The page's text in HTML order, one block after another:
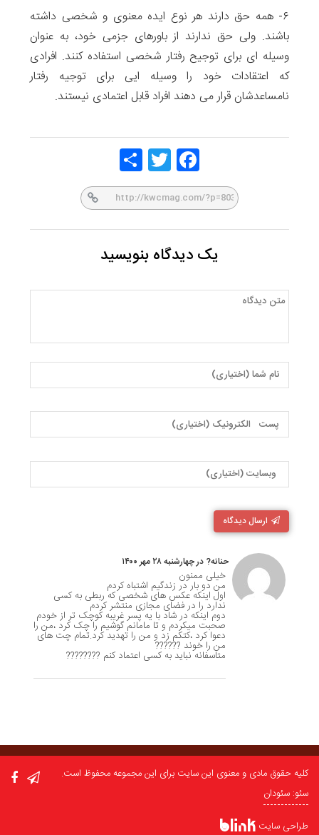
۶- همه حق دارند هر نوع ایده معنوی و شخصی داشته
باشند. ولی حق ندارند از باورهای جزمی خود، به عنوان
وسیله ای برای توجیح رفتار شخصی استفاده کنند. افرادی
که اعتقادات خود را وسیله ایی برای توجیه رفتار
نامساعدشان قرار می دهند افراد قابل اعتمادی نیستند.
Face
Twitt
یک دیدگاه بنویسید
ارسال دیدگاه
حنانه? در چهارشنبه ۲۸ مهر ۱۴۰۰
خیلی ممنون
من دو بار در زندگیم اشتباه کردم
اول اینکه عکس های شخصی که ربطی به کسی
ندارد را در فضای مجازی منتشر کردم
دوم اینکه در شاد با یه پسر غریبه کوچک تر از خودم
صحبت میکردم و تا مامانم گوشیم را چک کرد ،من را
دعوا کرد ،کتکم زد و من را تهدید کرد.تمام چت های
من را خوند ??????
متاسفانه نباید به کسی اعتماد کنم ????????
کلیه حقوق مادی و معنوی این سایت برای این مجموعه محفوظ است.
سئو: سئودان
طراحی سایت